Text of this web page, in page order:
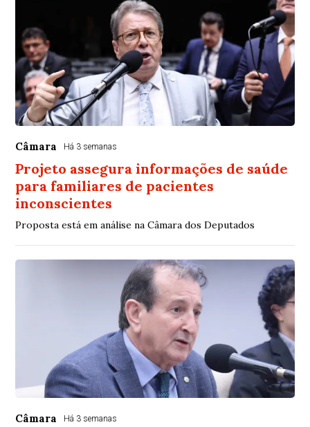
Câmara Há 3 semanas
Projeto assegura informações de saúde
para familiares de pacientes
inconscientes
Proposta está em análise na Câmara dos Deputados
Câmara Há 3 semanas